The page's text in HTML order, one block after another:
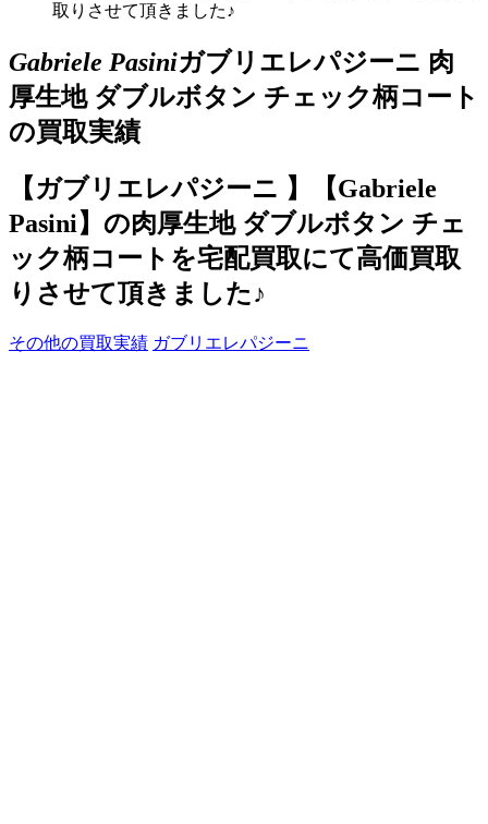
取りさせて頂きました♪
Gabriele Pasiniガブリエレパジーニ 肉
厚生地 ダブルボタン チェック柄コート
の買取実績
【ガブリエレパジーニ 】【Gabriele
Pasini】の肉厚生地 ダブルボタン チェ
ック柄コートを宅配買取にて高価買取
りさせて頂きました♪
その他の買取実績 ガブリエレパジーニ